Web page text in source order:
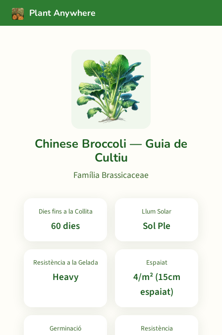
Plant Anywhere
Chinese Broccoli — Guia de
Cultiu
Família Brassicaceae
Dies fins a la Collita
60 dies
Llum Solar
Sol Ple
Resistència a la Gelada
Heavy
Espaiat
4/m² (15cm
espaiat)
Germinació Resistència